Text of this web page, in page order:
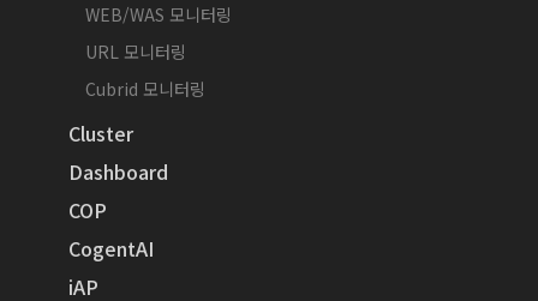
WEB/WAS 모니터링
URL 모니터링
Cubrid 모니터링
Cluster
Dashboard
COP
CogentAI
iAP